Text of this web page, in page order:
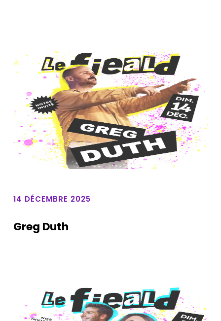
14 DÉCEMBRE 2025
Greg Duth